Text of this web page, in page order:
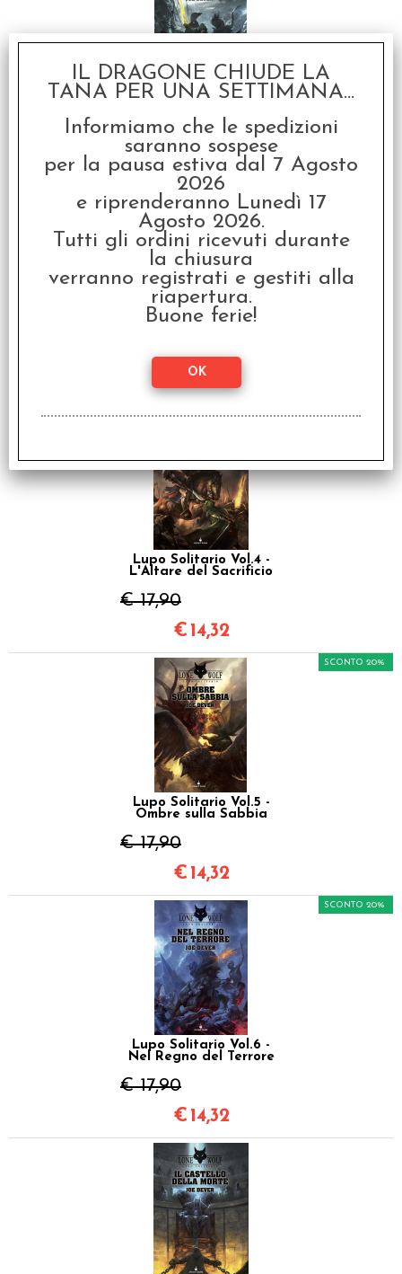
Lupo Solitario Vol.2 -
€17,90
Lupo Solitario Vol.3 - Gli
€ 17,90
€14,32
Lupo Solitario Vol.4 -
L'Altare del Sacrificio
€ 17,90
SCONTO 20%
€ 14,32
Lupo Solitario Vol.5 -
Ombre sulla Sabbia
€ 17,90
SCONTO 20%
€ 14,32
Lupo Solitario Vol.6 -
Nel Regno del Terrore
€ 17,90
SCONTO 20%
€ 14,32
IL DRAGONE CHIUDE LA
TANA PER UNA SETTIMANA...
Informiamo che le spedizioni
saranno sospese
per la pausa estiva dal 7 Agosto
2026
e riprenderanno Lunedì 17
Agosto 2026.
Tutti gli ordini ricevuti durante
la chiusura
verranno registrati e gestiti alla
riapertura.
Buone ferie!